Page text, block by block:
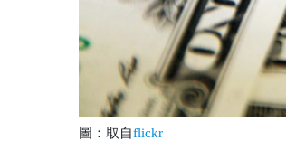
圖：取自flickr